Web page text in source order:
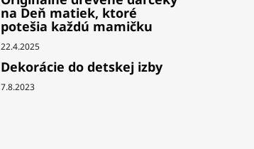
na Deň matiek, ktoré
potešia každú mamičku
22.4.2025
Dekorácie do detskej izby
7.8.2023